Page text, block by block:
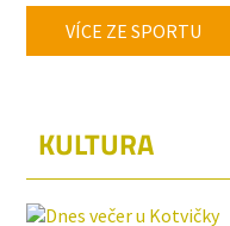
VÍCE ZE SPORTU
KULTURA